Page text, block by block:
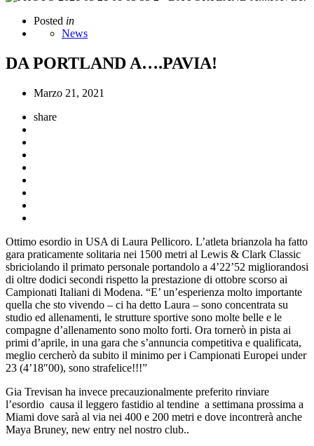
Posted in
News
DA PORTLAND A….PAVIA!
Marzo 21, 2021
share
Ottimo esordio in USA di Laura Pellicoro. L’atleta brianzola ha fatto
gara praticamente solitaria nei 1500 metri al Lewis & Clark Classic
sbriciolando il primato personale portandolo a 4’22’52 migliorandosi
di oltre dodici secondi rispetto la prestazione di ottobre scorso ai
Campionati Italiani di Modena. “E’ un’esperienza molto importante
quella che sto vivendo – ci ha detto Laura – sono concentrata su
studio ed allenamenti, le strutture sportive sono molte belle e le
compagne d’allenamento sono molto forti. Ora tornerò in pista ai
primi d’aprile, in una gara che s’annuncia competitiva e qualificata,
meglio cercherò da subito il minimo per i Campionati Europei under
23 (4’18″00), sono strafelice!!!”
Gia Trevisan ha invece precauzionalmente preferito rinviare
l’esordio causa il leggero fastidio al tendine a settimana prossima a
Miami dove sarà al via nei 400 e 200 metri e dove incontrerà anche
Maya Bruney, new entry nel nostro club..